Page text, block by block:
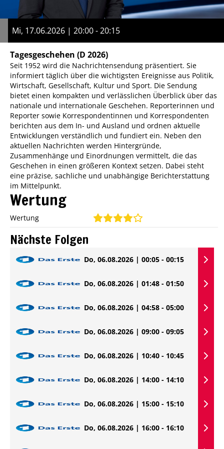
Mi, 17.06.2026 | 20:00 - 20:15
Tagesgeschehen (D 2026)
Seit 1952 wird die Nachrichtensendung präsentiert. Sie
informiert täglich über die wichtigsten Ereignisse aus Politik,
Wirtschaft, Gesellschaft, Kultur und Sport. Die Sendung
bietet einen kompakten und verlässlichen Überblick über das
nationale und internationale Geschehen. Reporterinnen und
Reporter sowie Korrespondentinnen und Korrespondenten
berichten aus dem In- und Ausland und ordnen aktuelle
Entwicklungen verständlich und fundiert ein. Neben den
aktuellen Nachrichten werden Hintergründe,
Zusammenhänge und Einordnungen vermittelt, die das
Geschehen in einen größeren Kontext setzen. Dabei steht
eine präzise, sachliche und unabhängige Berichterstattung
im Mittelpunkt.
Wertung
Wertung
Nächste Folgen
Do, 06.08.2026 | 00:05 - 00:15
Do, 06.08.2026 | 01:48 - 01:50
Do, 06.08.2026 | 04:58 - 05:00
Do, 06.08.2026 | 09:00 - 09:05
Do, 06.08.2026 | 10:40 - 10:45
Do, 06.08.2026 | 14:00 - 14:10
Do, 06.08.2026 | 15:00 - 15:10
Do, 06.08.2026 | 16:00 - 16:10